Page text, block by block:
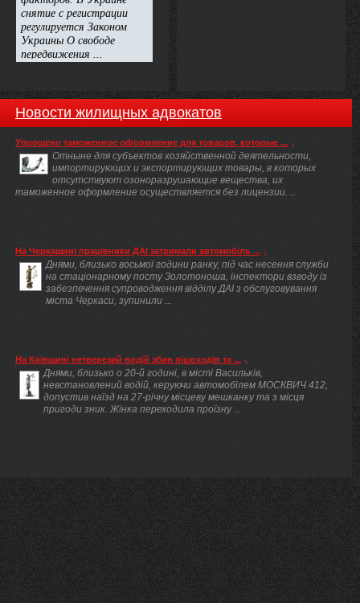
Новости жилищных адвокатов
Упрощено таможенное оформление для товаров, которые ...
Отныне для субъектов хозяйственной деятельности,
импортирующих и экспортирующих товары, в которых
отсутствуют озоноразрушающие вещества, их
таможенное оформление осуществляется без лицензии. ...
На Черкащині працівники ДАІ затримали автомобіль ...
Днями, близько восьмої години ранку, під час несення служби
на стаціонарному посту Золотоноша, інспектори взводу із
забезпечення супроводження відділу ДАІ з обслуговування
міста Черкаси, зупинили ...
На Київщині нетверезий водій збив пішоходів та ...
Днями, близько о 20-й годині, в місті Васильків,
невстановлений водій, керуючи автомобілем МОСКВИЧ 412,
допустив наїзд на 27-річну місцеву мешканку та з місця
пригоди зник. Жінка переходила проїзну ...